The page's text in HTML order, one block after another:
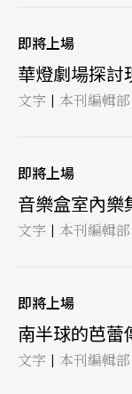
即將上場
華燈劇場探討
文字 | 本刊編輯部
即將上場
音樂盒室內樂
文字 | 本刊編輯部
即將上場
南半球的芭蕾
文字 | 本刊編輯部